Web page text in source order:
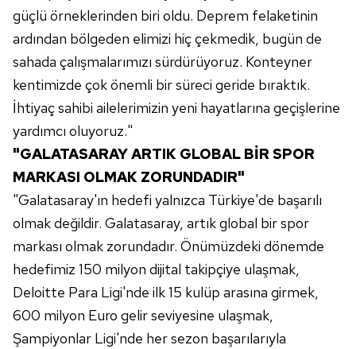
Çerezlere ilişkin tercihlerinizi aşağıda yer alan panel
vasıtasıyla belirleyebilirsiniz. Çerezlere ilişkin detaylı bilgi
için Ayarlar butonuna tıklayabilir,
Çerez Bilgilendirme
Metnimizi
ziyaret edebilirsiniz.
6698 sayılı Kişisel Verilerin Korunması Kanunu uyarınca
hazırlanmış Aydınlatma Metnimizi okumak ve sitemizde
ilgili mevzuata uygun olarak kullanılan çerezlerle ilgili bilgi
almak için lütfen
tıklayınız
güçlü örneklerinden biri oldu. Deprem felaketinin
ardından bölgeden elimizi hiç çekmedik, bugün de
sahada çalışmalarımızı sürdürüyoruz. Konteyner
kentimizde çok önemli bir süreci geride bıraktık.
İhtiyaç sahibi ailelerimizin yeni hayatlarına geçişlerine
yardımcı oluyoruz."
"GALATASARAY ARTIK GLOBAL BİR SPOR
MARKASI OLMAK ZORUNDADIR"
"Galatasaray'ın hedefi yalnızca Türkiye'de başarılı
olmak değildir. Galatasaray, artık global bir spor
markası olmak zorundadır. Önümüzdeki dönemde
hedefimiz 150 milyon dijital takipçiye ulaşmak,
Deloitte Para Ligi'nde ilk 15 kulüp arasına girmek,
600 milyon Euro gelir seviyesine ulaşmak,
Şampiyonlar Ligi'nde her sezon başarılarıyla